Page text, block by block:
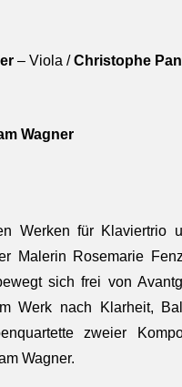
– Viola /Christophe
Wagner
Werken für Klaviertrio
Malerin Rosemarie
sich frei von
Werk nach Klarheit,
zweier
Wagner.